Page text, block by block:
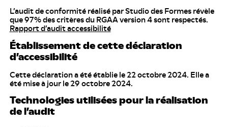
L’audit de conformité réalisé par Studio des Formes révèle
que 97% des critères du RGAA version 4 sont respectés.
Rapport d’audit accessibilité
Établissement de cette déclaration
d’accessibilité
Cette déclaration a été établie le 22 octobre 2024. Elle a
été mise à jour le 29 octobre 2024.
Technologies utilisées pour la réalisation
de l’audit